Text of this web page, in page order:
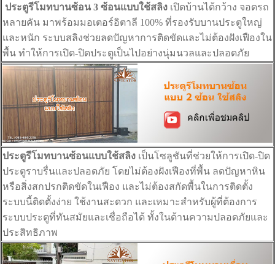
ประตูรีโมทบานซ้อน 3 ซ้อนแบบใช้สลิง เปิดบ้านได้กว้าง จอดรถ
หลายคัน มาพร้อมมอเตอร์อิตาลี 100% ที่รองรับบานประตูใหญ่
และหนัก ระบบสลิงช่วยลดปัญหาการติดขัดและไม่ต้องฝังเฟืองใน
พื้น ทำให้การเปิด-ปิดประตูเป็นไปอย่างนุ่มนวลและปลอดภัย
ประตูรีโมทบานซ้อนแบบใช้สลิง เป็นโซลูชันที่ช่วยให้การเปิด-ปิด
ประตูราบรื่นและปลอดภัย โดยไม่ต้องฝังเฟืองที่พื้น ลดปัญหาหิน
หรือสิ่งสกปรกติดขัดในเฟือง และไม่ต้องสกัดพื้นในการติดตั้ง
ระบบนี้ติดตั้งง่าย ใช้งานสะดวก และเหมาะสำหรับผู้ที่ต้องการ
ระบบประตูที่ทันสมัยและเชื่อถือได้ ทั้งในด้านความปลอดภัยและ
ประสิทธิภาพ